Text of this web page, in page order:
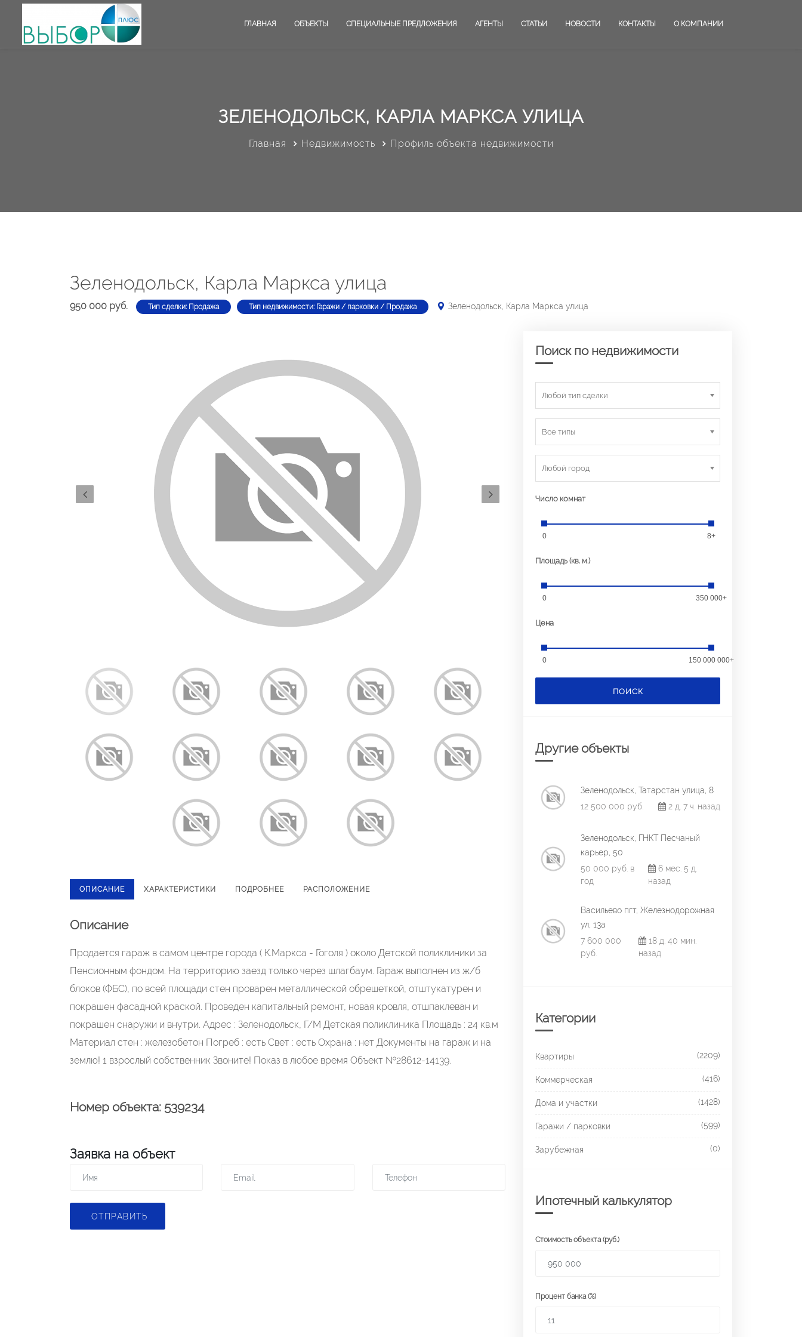
ГЛАВНАЯ ОБЪЕКТЫ СПЕЦИАЛЬНЫЕ ПРЕДЛОЖЕНИЯ АГЕНТЫ СТАТЬИ НОВОСТИ КОНТАКТЫ О КОМПАНИИ
ЗЕЛЕНОДОЛЬСК, КАРЛА МАРКСА УЛИЦА
Главная Недвижимость Профиль объекта недвижимости
Зеленодольск, Карла Маркса улица
950 000 руб. Тип сделки: Продажа Тип недвижимости: Гаражи / парковки / Продажа Зеленодольск, Карла Маркса улица
ОПИСАНИЕ ХАРАКТЕРИСТИКИ ПОДРОБНЕЕ РАСПОЛОЖЕНИЕ
Описание
Продается гараж в самом центре города ( К.Маркса - Гоголя ) около Детской поликлиники за
Пенсионным фондом. На территорию заезд только через шлагбаум. Гараж выполнен из ж/б
блоков (ФБС), по всей площади стен проварен металлической обрешеткой, отштукатурен и
покрашен фасадной краской. Проведен капитальный ремонт, новая кровля, отшпаклеван и
покрашен снаружи и внутри. Адрес : Зеленодольск, Г/М Детская поликлиника Площадь : 24 кв.м
Материал стен : железобетон Погреб : есть Свет : есть Охрана : нет Документы на гараж и на
землю! 1 взрослый собственник Звоните! Показ в любое время Объект №28612-14139.
Номер объекта: 539234
Заявка на объект
ОТПРАВИТЬ
Поиск по недвижимости
Любой тип сделки
Все типы
Любой город
Число комнат
0 8+
Площадь (кв. м.)
0 350 000+
Цена
0 150 000 000+
ПОИСК
Другие объекты
Зеленодольск, Татарстан улица, 8
12 500 000 руб.
2 д. 7 ч. назад
Зеленодольск, ГНКТ Песчаный
карьер, 50
50 000 руб. в
год
6 мес. 5 д.
назад
Васильево пгт, Железнодорожная
ул, 13а
7 600 000
руб.
18 д. 40 мин.
назад
Категории
Квартиры (2209)
Коммерческая (416)
Дома и участки (1428)
Гаражи / парковки (599)
Зарубежная (0)
Ипотечный калькулятор
Стоимость объекта (руб.)
Процент банка (%)